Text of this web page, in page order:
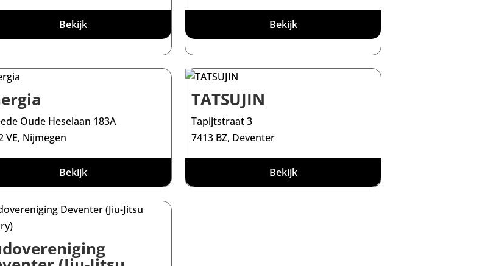
Bekijk Bekijk
Oude Heselaan 183A
VE, Nijmegen
Bekijk
TATSUJIN
Tapijtstraat 3
7413 BZ, Deventer
Bekijk